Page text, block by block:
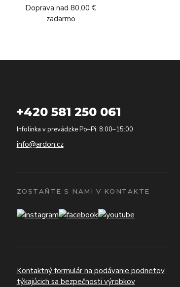
Doprava nad 80,00 €
zadarmo
+420 581 250 061
Infolinka v prevádzke Po–Pi: 8:00–15:00
info@ardon.cz
ZOSTAŇTE S NAMI V KONTAKTE
Kontaktný formulár na podávanie podnetov
týkajúcich sa bezpečnosti výrobkov